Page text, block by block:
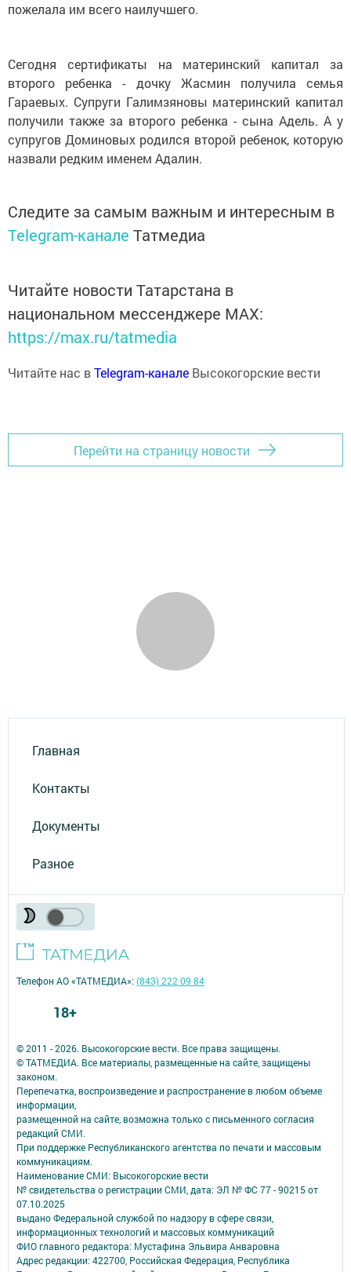
пожелала им всего наилучшего.
Сегодня сертификаты на материнский капитал за
второго ребенка - дочку Жасмин получила семья
Гараевых. Супруги Галимзяновы материнский капитал
получили также за второго ребенка - сына Адель. А у
супругов Доминовых родился второй ребенок, которую
назвали редким именем Адалин.
Следите за самым важным и интересным в
Telegram-канале Татмедиа
Читайте новости Татарстана в
национальном мессенджере MАХ:
https://max.ru/tatmedia
Читайте нас вTelegram-канале Высокогорские вести
Перейти на страницу новости
Главная
Контакты
Документы
Разное
© 2011 - 2026. Высокогорские вести. Все права защищены.
© ТАТМЕДИА. Все материалы, размещенные на сайте, защищены
законом.
Перепечатка, воспроизведение и распространение в любом объеме
информации,
размещенной на сайте, возможна только с письменного согласия
редакций СМИ.
При поддержке Республиканского агентства по печати и массовым
коммуникациям.
Наименование СМИ: Высокогорские вести
№ свидетельства о регистрации СМИ, дата: ЭЛ № ФС 77 - 90215 от
07.10.2025
выдано Федеральной службой по надзору в сфере связи,
информационных технологий и массовых коммуникаций
ФИО главного редактора: Мустафина Эльвира Анваровна
Адрес редакции: 422700, Российская Федерация, Республика
Телефон АО «ТАТМЕДИА»:(843) 222 09 84
18+